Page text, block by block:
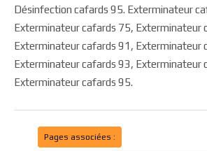
Désinfection cafards 95. Exterminateur
Exterminateur cafards 75, Exterminateur
Exterminateur cafards 91, Exterminateur
Exterminateur cafards 93, Exterminateur
Exterminateur cafards 95.
Pages associées :